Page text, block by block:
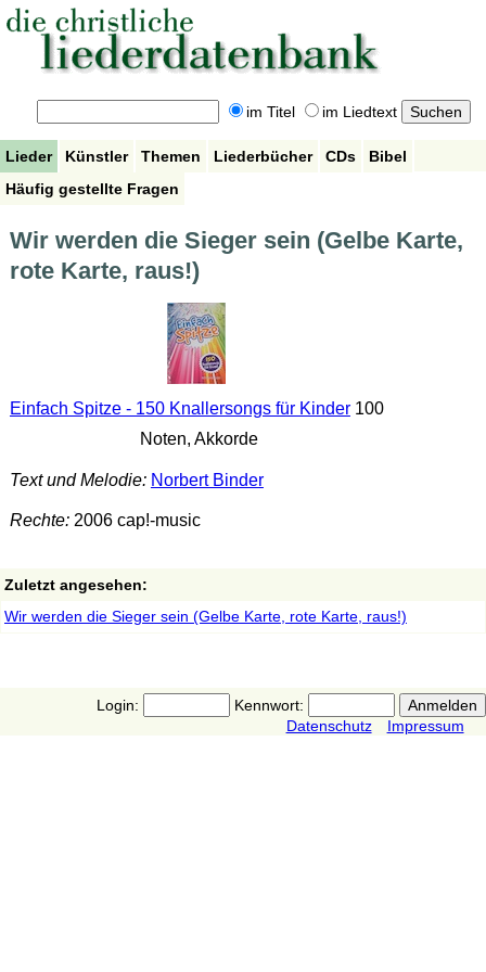
im Titel im Liedtext
Lieder Künstler Themen Liederbücher CDs
Bibel
Häufig gestellte Fragen
Wir werden die Sieger sein (Gelbe Karte,
rote Karte, raus!)
Einfach Spitze - 150 Knallersongs für Kinder100
Noten, Akkorde
Text und Melodie: Norbert Binder
Rechte:2006 cap!-music
Zuletzt angesehen:
Wir werden die Sieger sein (Gelbe Karte, rote Karte, raus!)
Login:
Kennwort:
Datenschutz
Impressum